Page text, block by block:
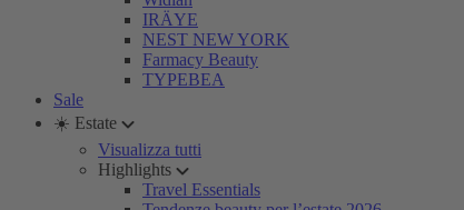
IRÄYE
NEST NEW YORK
Farmacy Beauty
TYPEBEA
Sale
☀️ Estate
Visualizza tutti
Highlights
Travel Essentials